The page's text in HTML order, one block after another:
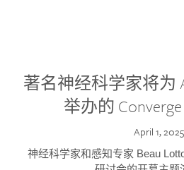
著名神经科学家将为
举办的
April 1, 2025
神经科学家和感知专家 Beau